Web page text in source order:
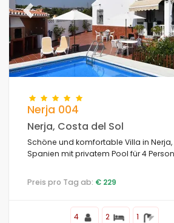
Previous
Nerja 004
Nerja, Costa del Sol
Schöne und komfortable Villa in
Spanien mit privatem Pool für 4
Preis pro Tag ab: € 229
4 2 1